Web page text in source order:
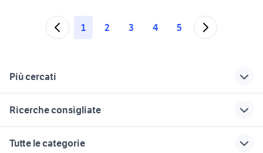
1 2 3 4 5
Più cercati
cerchi 14 renault
Ricerche consigliate
dacia sandero km 0
Tutte le categorie